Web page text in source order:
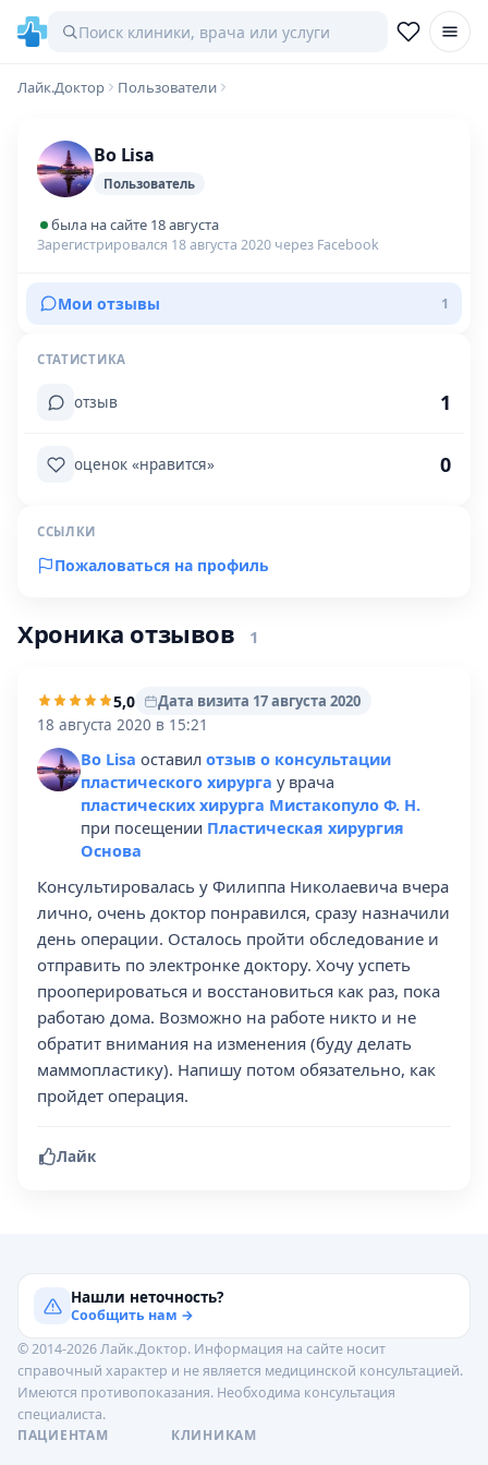
Лайк.Доктор Пользователи
Bo Lisa
Пользователь
была на сайте 18 августа
Зарегистрировался 18 августа 2020 через Facebook
Мои отзывы 1
СТАТИСТИКА
отзыв 1
оценок «нравится» 0
ССЫЛКИ
Пожаловаться на профиль
Хроника отзывов 1
5,0
Дата визита 17 августа 2020
18 августа 2020 в 15:21
Bo Lisa оставил отзыв о консультации
пластического хирурга у врача
пластических хирурга Мистакопуло Ф. Н.
при посещении Пластическая хирургия
Основа
Консультировалась у Филиппа Николаевича вчера
лично, очень доктор понравился, сразу назначили
день операции. Осталось пройти обследование и
отправить по электронке доктору. Хочу успеть
прооперироваться и восстановиться как раз, пока
работаю дома. Возможно на работе никто и не
обратит внимания на изменения (буду делать
маммопластику). Напишу потом обязательно, как
пройдет операция.
Лайк
Нашли неточность?
Сообщить нам →
© 2014-2026 Лайк.Доктор. Информация на сайте носит
справочный характер и не является медицинской консультацией.
Имеются противопоказания. Необходима консультация
специалиста.
ПАЦИЕНТАМ
КЛИНИКАМ